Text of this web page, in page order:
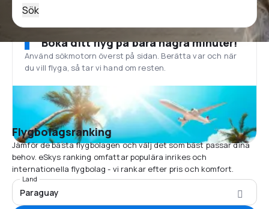
Sök
Boka ditt flyg på bara några minuter!
Använd sökmotorn överst på sidan. Berätta var och när
du vill flyga, så tar vi hand om resten.
Flygbolagsranking
Jämför de bästa flygbolagen och välj det som bäst passar dina
behov. eSkys ranking omfattar populära inrikes och
internationella flygbolag - vi rankar efter pris och komfort.
Land
Paraguay